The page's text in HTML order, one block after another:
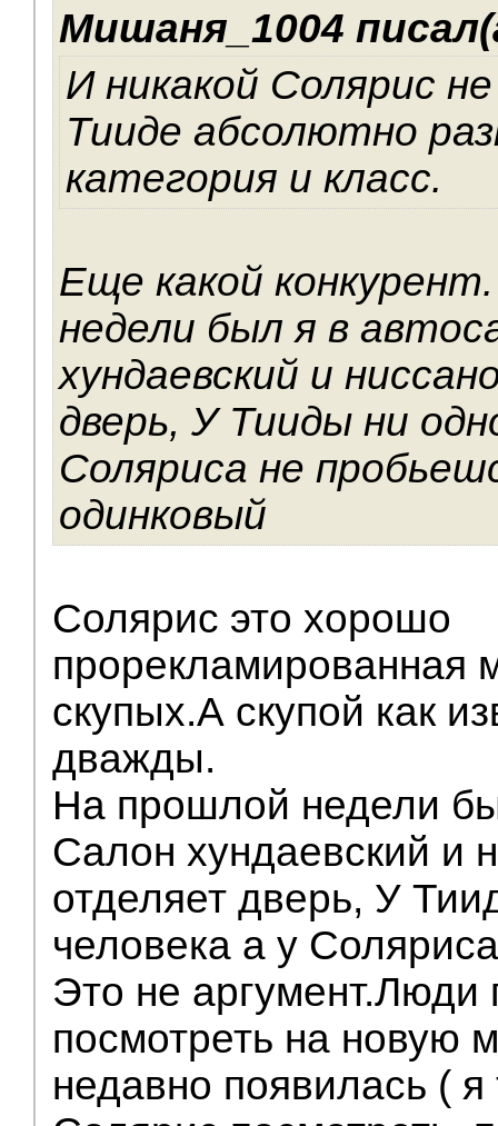
Мишаня_1004
И никакой Солярис
Тииде абсолютно
категория и класс.
Еще какой
недели был я в
хундаевский и
дверь, У Тииды ни
Соляриса не
одинковый
Солярис это хорошо
прорекламированная
скупых.А скупой как
дважды.
На прошлой недели
Салон хундаевский и
отделяет дверь, У
человека а у
Это не
посмотреть на новую
недавно появилась (